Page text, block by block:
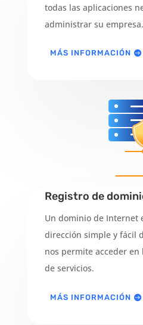
todas las aplicaciones
administrar su empresa.
MÁS INFORMACIÓN
Registro de
Un dominio de Internet
dirección simple y fácil
nos permite acceder
de servicios.
MÁS INFORMACIÓN